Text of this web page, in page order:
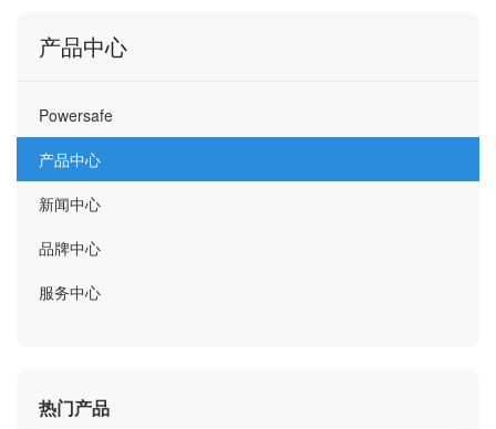
产品中心
Powersafe
产品中心
新闻中心
品牌中心
服务中心
热门产品